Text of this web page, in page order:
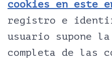
cookies en este
registro e
usuario supone
completa de las